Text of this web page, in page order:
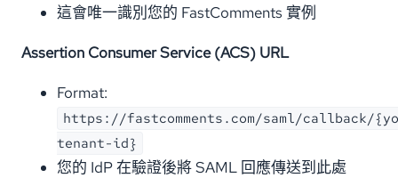
這會唯一識別您的 FastComments 實例
Assertion Consumer Service (ACS) URL
Format:
https://fastcomments.com/saml/callback/
tenant-id}
您的 IdP 在驗證後將 SAML 回應傳送到此處